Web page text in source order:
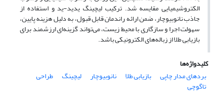
الکتروشیمیایی مقایسه شد. ترکیب لیچینگ یدید-ید و استفاده از
جاذب نانوبیوچار، ضمن ارائه راندمان قابل قبول، به دلیل هزینه پایین،
سهولت اجرا و سازگاری با محیط زیست، می‌تواند گزینه‌ای ارزشمند برای
بازیابی طلا از زباله‌های الکترونیکی باشد.
کلیدواژه‌ها
بردهای مدار چاپی
بازیابی طلا نانوبیوچار لیچینگ طراحی
تاگوچی